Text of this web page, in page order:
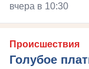
вчера в 10:30
Происшествия
Голубое